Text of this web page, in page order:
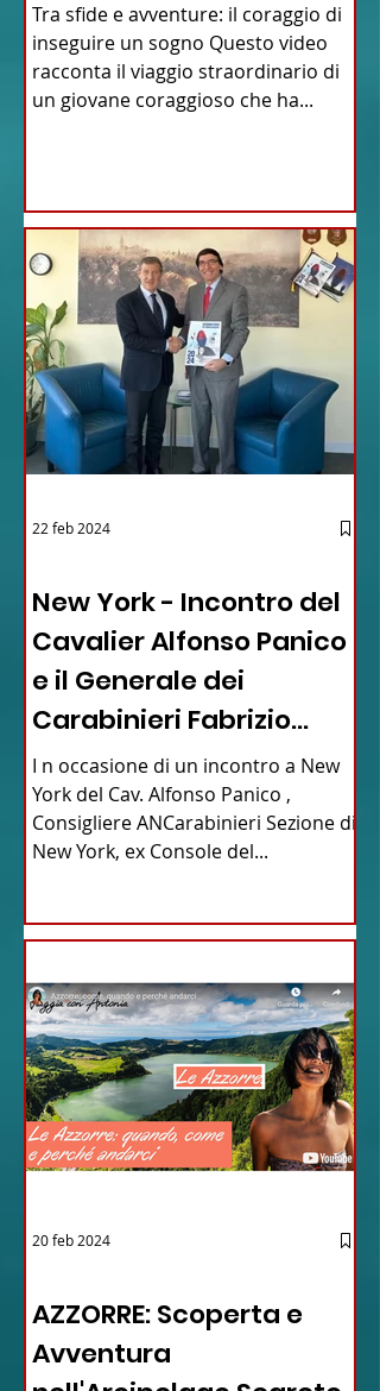
Tra sfide e avventure: il coraggio di
inseguire un sogno Questo video
racconta il viaggio straordinario di
un giovane coraggioso che ha...
New York - Incontro del
Cavalier Alfonso Panico
e il Generale dei
Carabinieri Fabrizio
Parrulli
I n occasione di un incontro a New
York del Cav. Alfonso Panico ,
Consigliere ANCarabinieri Sezione di
New York, ex Console del...
22 feb 2024
AZZORRE: Scoperta e
Avventura
20 feb 2024